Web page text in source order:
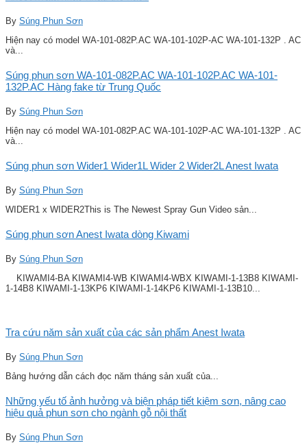
By Súng Phun Sơn
Hiện nay có model WA-101-082P.AC WA-101-102P-AC WA-101-132P . AC
và...
Súng phun sơn WA-101-082P.AC WA-101-102P.AC WA-101-
132P.AC Hàng fake từ Trung Quốc
By Súng Phun Sơn
Hiện nay có model WA-101-082P.AC WA-101-102P-AC WA-101-132P . AC
và...
Súng phun sơn Wider1 Wider1L Wider 2 Wider2L Anest Iwata
By Súng Phun Sơn
WIDER1 x WIDER2This is The Newest Spray Gun Video sản...
Súng phun sơn Anest Iwata dòng Kiwami
By Súng Phun Sơn
KIWAMI4-BA KIWAMI4-WB KIWAMI4-WBX KIWAMI-1-13B8 KIWAMI-
1-14B8 KIWAMI-1-13KP6 KIWAMI-1-14KP6 KIWAMI-1-13B10...
Tra cứu năm sản xuất của các sản phẩm Anest Iwata
By Súng Phun Sơn
Bảng hướng dẫn cách đọc năm tháng sản xuất của...
Những yếu tố ảnh hưởng và biện pháp tiết kiệm sơn, nâng cao
hiệu quả phun sơn cho ngành gỗ nội thất
By Súng Phun Sơn